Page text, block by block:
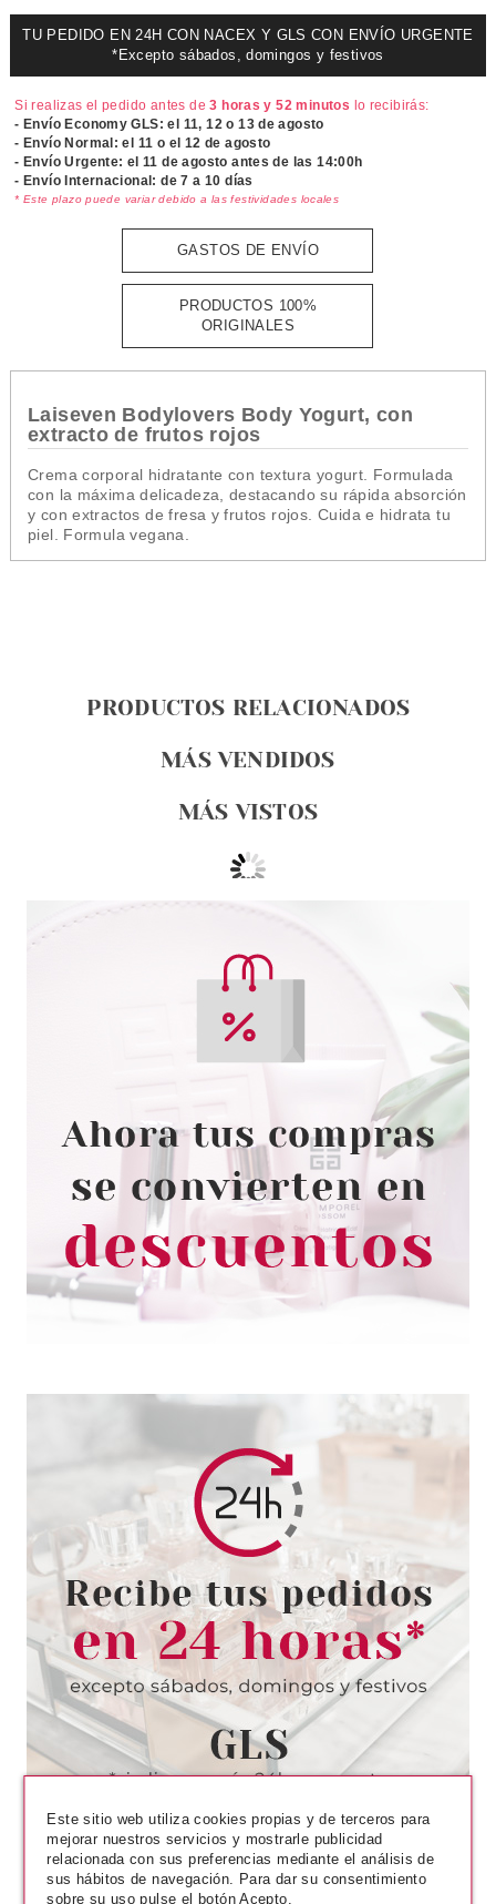
TU PEDIDO EN 24H CON NACEX Y GLS CON ENVÍO URGENTE
*Excepto sábados, domingos y festivos
Si realizas el pedido antes de3 horas y 52 minutos lo recibirás:
- Envío Economy GLS: el 11, 12 o 13 de agosto
- Envío Normal: el 11 o el 12 de agosto
- Envío Urgente: el11 de agosto antes de las 14:00h
- Envío Internacional: de 7 a 10 días
* Este plazo puede variar debido a las festividades locales
GASTOS DE ENVÍO
PRODUCTOS 100%
ORIGINALES
Laiseven Bodylovers Body Yogurt, con
extracto de frutos rojos
Crema corporal hidratante con textura yogurt. Formulada
con la máxima delicadeza, destacando su rápida absorción
y con extractos de fresa y frutos rojos. Cuida e hidrata tu
piel. Formula vegana.
PRODUCTOS RELACIONADOS
MÁS VENDIDOS
MÁS VISTOS
LAISEVEN
LAISEVEN CREMA DE MANOS
NATURAL COTTON 30 ML
desde
0.95€
LAISEVEN
LAISEVEN BRUMA SALVAJE
TROPICAL 200 ML
1.70€
Este sitio web utiliza cookies propias y de terceros para
mejorar nuestros servicios y mostrarle publicidad
relacionada con sus preferencias mediante el análisis de
sus hábitos de navegación. Para dar su consentimiento
sobre su uso pulse el botón Acepto.